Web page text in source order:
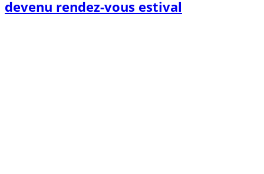
devenu rendez-vous estival